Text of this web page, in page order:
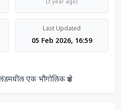
(3 year ago)
Last Updated
05 Feb 2026, 16:59
म्हणजे इंग्लंडमधील एक भौगोलिक क्षेत्र.